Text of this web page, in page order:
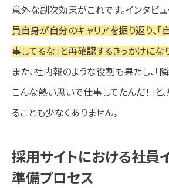
意外な副次効果がこれです。インタビュ
員自身が自分のキャリアを振り返り、
事してるな」と再確認するきっかけにな
また、社内報のような役割も果たし、「
こんな熱い思いで仕事してたんだ！」
ることも少なくありません。
採用サイトにおける社員
準備プロセス